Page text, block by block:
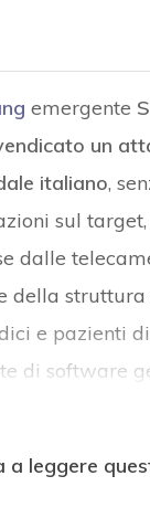
emergente
un
italiano,
sul
dalle
della struttura
e pazienti
di software
a leggere